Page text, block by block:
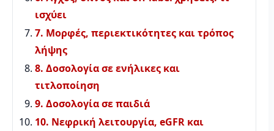
ισχύει
7. Μορφές, περιεκτικότητες και τρόπος
λήψης
8. Δοσολογία σε ενήλικες και
τιτλοποίηση
9. Δοσολογία σε παιδιά
10. Νεφρική λειτουργία, eGFR και